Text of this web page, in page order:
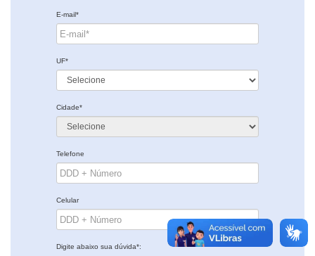
E-mail*
UF*
Cidade*
Telefone
Celular
Digite abaixo sua dúvida*: